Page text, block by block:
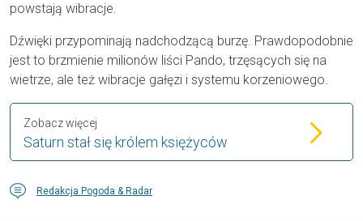
powstają wibracje.
Dźwięki przypominają nadchodzącą burzę. Prawdopodobnie
jest to brzmienie milionów liści Pando, trzęsących się na
wietrze, ale też wibracje gałęzi i systemu korzeniowego.
Saturn stał się królem księżyców
Zobacz więcej
Redakcja Pogoda & Radar